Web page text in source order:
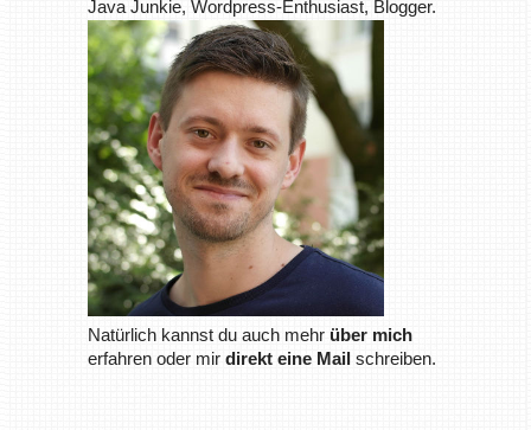
Java Junkie, Wordpress-Enthusiast, Blogger.
Natürlich kannst du auch mehr über mich
erfahren oder mir direkt eine Mailschreiben.